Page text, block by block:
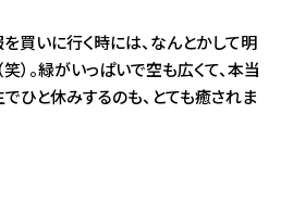
買いに行く時には、なんとかして明
）。緑がいっぱいで空も広くて、本当
ひと休みするのも、とても癒されま